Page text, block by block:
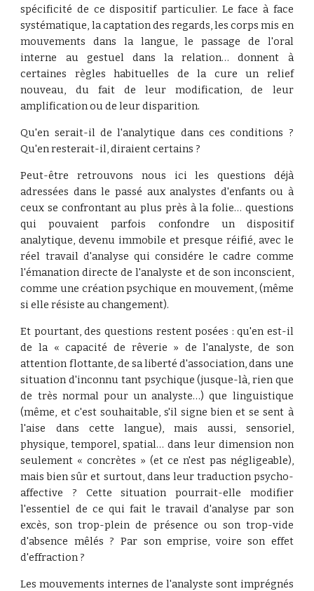
spécificité de ce dispositif particulier. Le face à face
systématique, la captation des regards, les corps mis en
mouvements dans la langue, le passage de l'oral
interne au gestuel dans la relation… donnent à
certaines règles habituelles de la cure un relief
nouveau, du fait de leur modification, de leur
amplification ou de leur disparition.
Qu'en serait-il de l'analytique dans ces conditions ?
Qu'en resterait-il, diraient certains ?
Peut-être retrouvons nous ici les questions déjà
adressées dans le passé aux analystes d'enfants ou à
ceux se confrontant au plus près à la folie… questions
qui pouvaient parfois confondre un dispositif
analytique, devenu immobile et presque réifié, avec le
réel travail d'analyse qui considére le cadre comme
l'émanation directe de l'analyste et de son inconscient,
comme une création psychique en mouvement, (même
si elle résiste au changement).
Et pourtant, des questions restent posées : qu'en est-il
de la « capacité de rêverie » de l'analyste, de son
attention flottante, de sa liberté d'association, dans une
situation d'inconnu tant psychique (jusque-là, rien que
de très normal pour un analyste…) que linguistique
(même, et c'est souhaitable, s'il signe bien et se sent à
l'aise dans cette langue), mais aussi, sensoriel,
physique, temporel, spatial… dans leur dimension non
seulement « concrètes » (et ce n'est pas négligeable),
mais bien sûr et surtout, dans leur traduction psycho-
affective ? Cette situation pourrait-elle modifier
l'essentiel de ce qui fait le travail d'analyse par son
excès, son trop-plein de présence ou son trop-vide
d'absence mêlés ? Par son emprise, voire son effet
d'effraction ?
Les mouvements internes de l'analyste sont imprégnés